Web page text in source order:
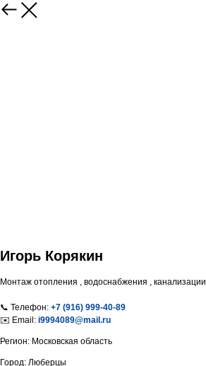
Игорь Корякин
Монтаж отопления , водоснабжения , канализации
📞 Телефон: +7 (916) 999-40-89
✉️ Email: i9994089@mail.ru
Регион: Московская область
Город: Люберцы